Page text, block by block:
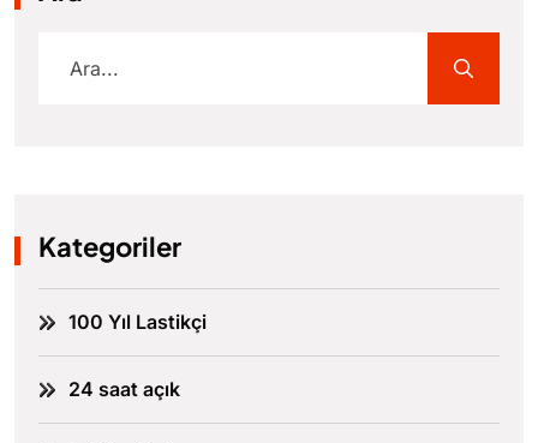
Kategoriler
100 Yıl Lastikçi
24 saat açık